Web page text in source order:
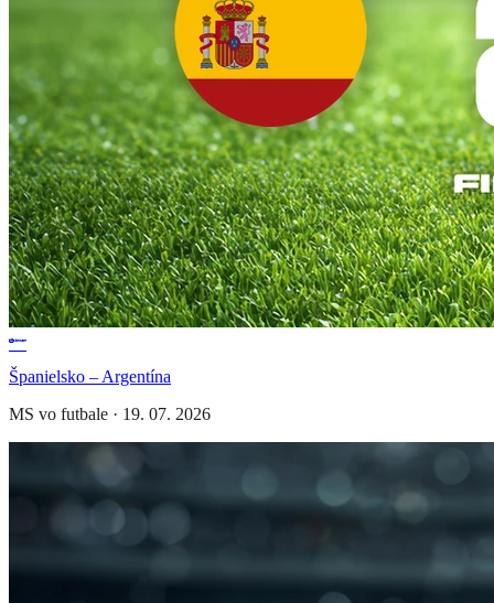
Španielsko – Argentína
MS vo futbale · 19. 07. 2026